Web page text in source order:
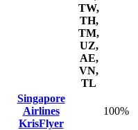
TW,
TH,
TM,
UZ,
AE,
VN,
TL
Singapore
Airlines
KrisFlyer
100%